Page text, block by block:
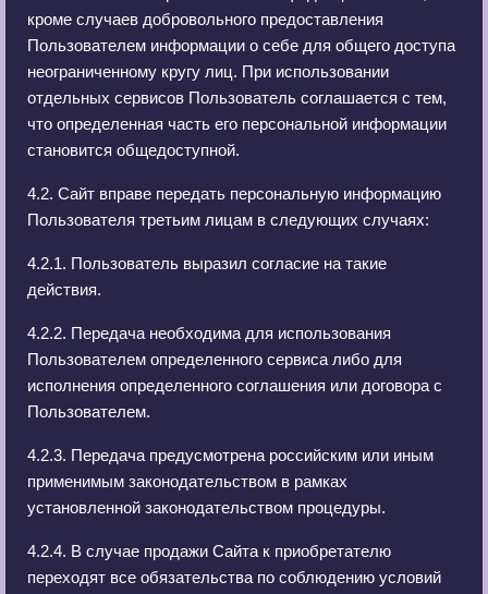
кроме случаев добровольного предоставления
Пользователем информации о себе для общего доступа
неограниченному кругу лиц. При использовании
отдельных сервисов Пользователь соглашается с тем,
что определенная часть его персональной информации
становится общедоступной.
4.2. Сайт вправе передать персональную информацию
Пользователя третьим лицам в следующих случаях:
4.2.1. Пользователь выразил согласие на такие
действия.
4.2.2. Передача необходима для использования
Пользователем определенного сервиса либо для
исполнения определенного соглашения или договора с
Пользователем.
4.2.3. Передача предусмотрена российским или иным
применимым законодательством в рамках
установленной законодательством процедуры.
4.2.4. В случае продажи Сайта к приобретателю
переходят все обязательства по соблюдению условий